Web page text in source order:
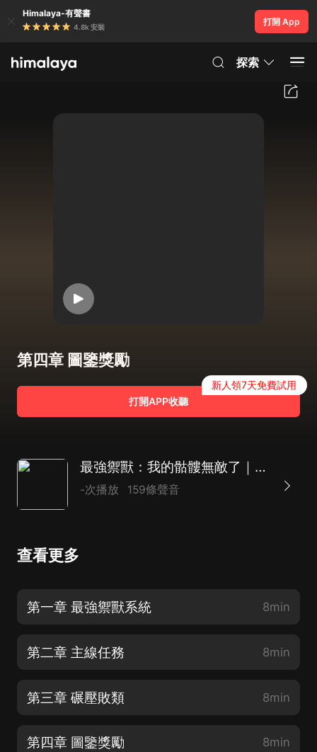
Himalaya-有聲書
4.8k 安裝
打開 App
探索
第四章 圖鑒獎勵
打開APP收聽
新人領7天免費試用
最強禦獸：我的骷髏無敵了｜完結｜爽文&爆笑 |禦獸 |多人有聲劇
-次播放 159條聲音
查看更多
第一章 最強禦獸系統 8min
第二章 主線任務 8min
第三章 碾壓敗類 8min
第四章 圖鑒獎勵 8min